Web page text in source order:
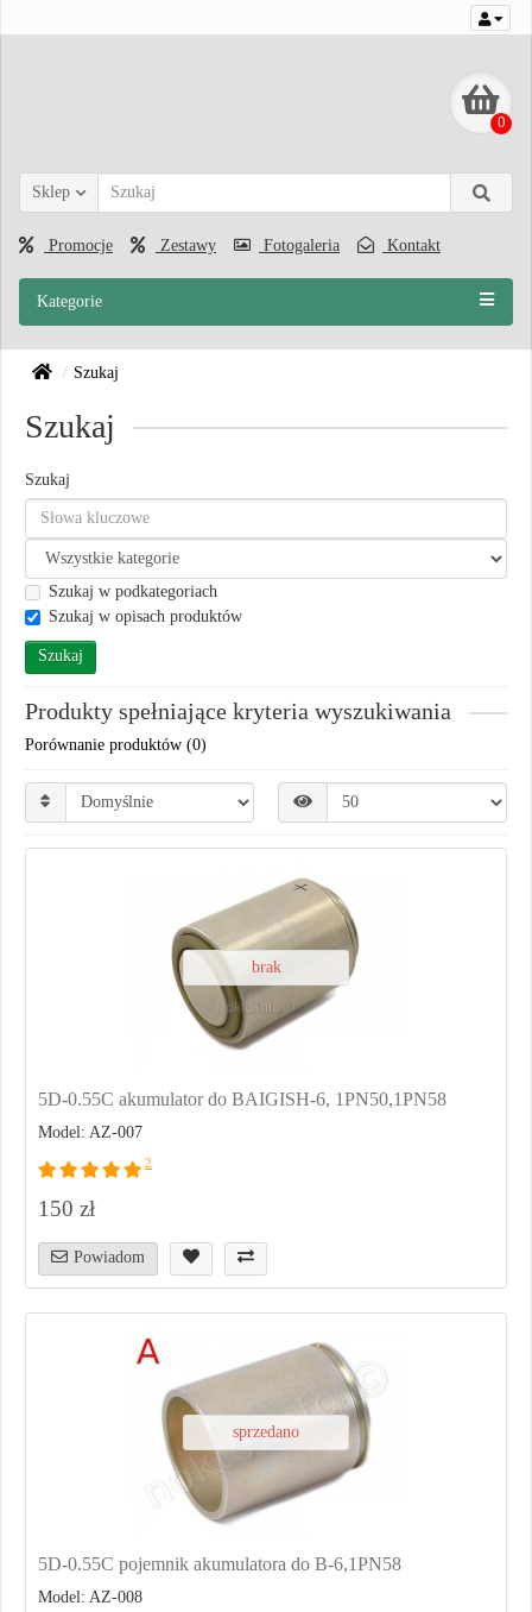
0
Sklep
Promocje Zestawy Fotogaleria Kontakt
Kategorie
Szukaj
Szukaj
Szukaj
Szukaj w podkategoriach
Szukaj w opisach produktów
Produkty spełniające kryteria wyszukiwania
Porównanie produktów (0)
brak
5D-0.55C akumulator do BAIGISH-6, 1PN50,1PN58
Model: AZ-007
2
150 zł
Powiadom
sprzedano
5D-0.55C pojemnik akumulatora do B-6,1PN58
Model: AZ-008